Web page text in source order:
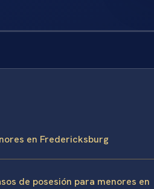
en Fredericksburg
de posesión para menores en